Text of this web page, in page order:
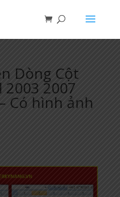
Dòng Cột
2007
Có hình ảnh